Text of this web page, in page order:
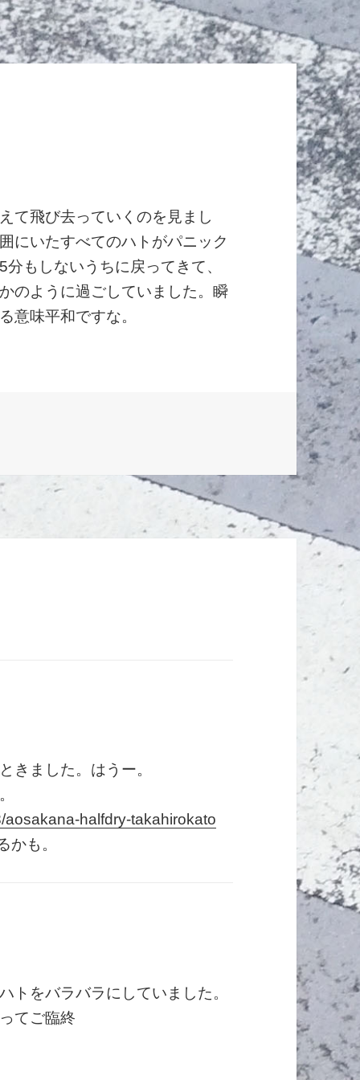
て飛び去っていくのを見まし
にいたすべてのハトがパニック
もしないうちに戻ってきて、
のように過ごしていました。瞬
意味平和ですな。
きました。はうー。
halfdry-takahirokato
かも。
トをバラバラにしていました。
てご臨終